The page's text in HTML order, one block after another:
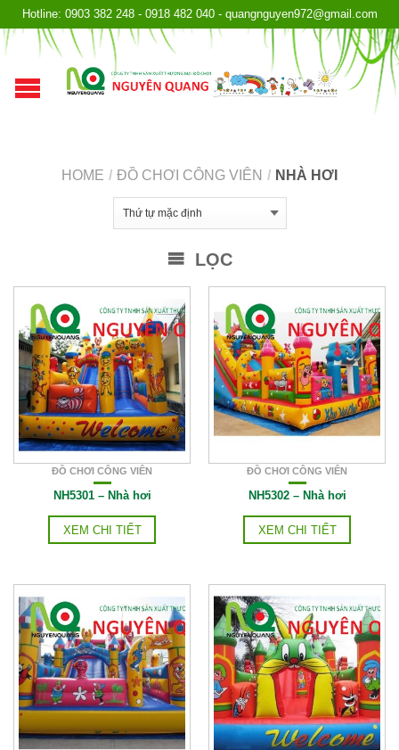
Hotline: 0903 382 248 - 0918 482 040 - quangnguyen972@gmail.com
HOME / ĐỒ CHƠI CÔNG VIÊN / NHÀ HƠI
LỌC
ĐỒ CHƠI CÔNG VIÊN
NH5301 – Nhà hơi
XEM CHI TIẾT
ĐỒ CHƠI CÔNG VIÊN
NH5302 – Nhà hơi
XEM CHI TIẾT